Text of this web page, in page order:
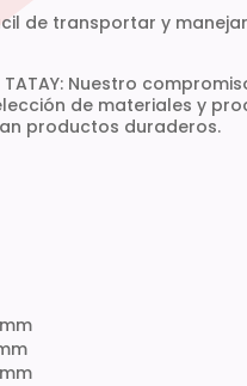
Fácil de transportar y
TATAY: Nuestro
de materiales y
productos duraderos.